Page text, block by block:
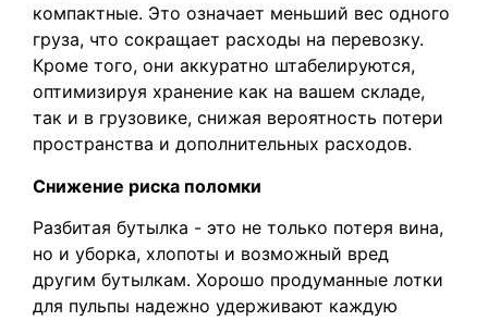
компактные. Это означает меньший вес одного
груза, что сокращает расходы на перевозку.
Кроме того, они аккуратно штабелируются,
оптимизируя хранение как на вашем складе,
так и в грузовике, снижая вероятность потери
пространства и дополнительных расходов.
Снижение риска поломки
Разбитая бутылка - это не только потеря вина,
но и уборка, хлопоты и возможный вред
другим бутылкам. Хорошо продуманные лотки
для пульпы надежно удерживают каждую